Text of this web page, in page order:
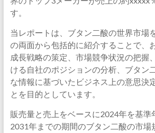
す。
当レポートは、ブタン二酸の世界市場
の両面から包括的に紹介することで、
成長戦略の策定、市場競争状況の把握
ける自社のポジションの分析、ブタン
な情報に基づいたビジネス上の意思決
とを目的としています。
販売量と売上をベースに2024年を基準
2031年までの期間のブタン二酸の市場